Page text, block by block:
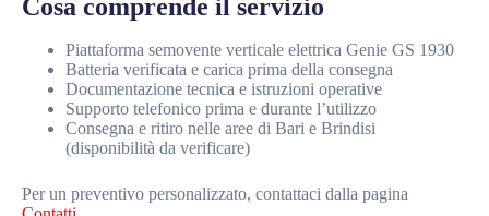
Cosa comprende il servizio
Piattaforma semovente verticale elettrica Genie GS 1930
Batteria verificata e carica prima della consegna
Documentazione tecnica e istruzioni operative
Supporto telefonico prima e durante l’utilizzo
Consegna e ritiro nelle aree di Bari e Brindisi
(disponibilità da verificare)
Per un preventivo personalizzato, contattaci dalla pagina